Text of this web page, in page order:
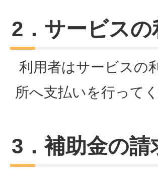
2．サービス
利用者はサービスの
所へ支払いを行って
3．補助金の請